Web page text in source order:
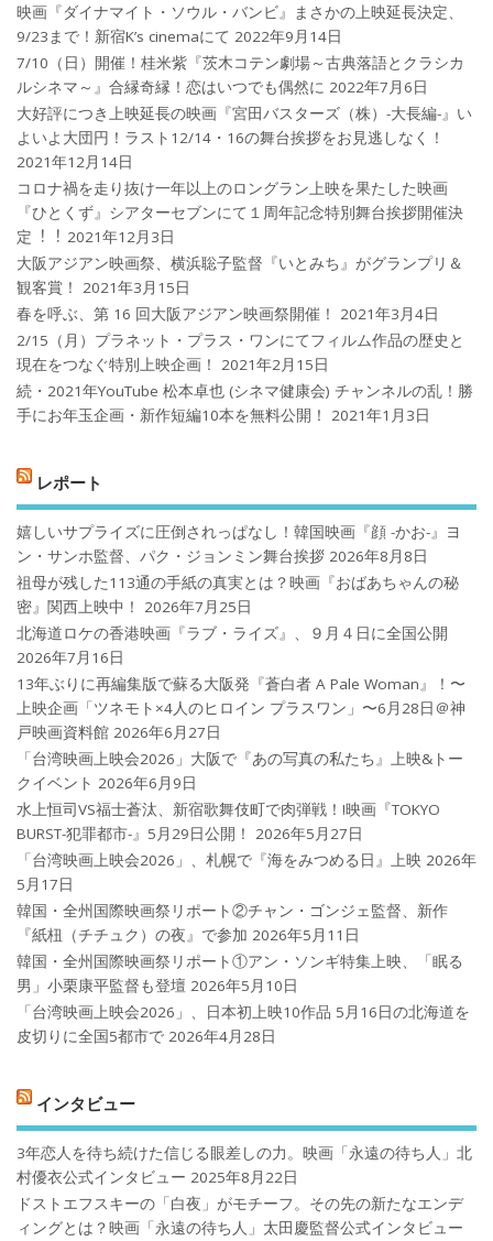
映画『ダイナマイト・ソウル・バンビ』まさかの上映延長決定、
9/23まで！新宿K’s cinemaにて 2022年9月14日
7/10（日）開催！桂米紫『茨木コテン劇場～古典落語とクラシカ
ルシネマ～』合縁奇縁！恋はいつでも偶然に 2022年7月6日
大好評につき上映延長の映画『宮田バスターズ（株）-大長編-』い
よいよ大団円！ラスト12/14・16の舞台挨拶をお見逃しなく！
2021年12月14日
コロナ禍を⾛り抜け⼀年以上のロングラン上映を果たした映画
『ひとくず』シアターセブンにて１周年記念特別舞台挨拶開催決
定︕︕ 2021年12月3日
大阪アジアン映画祭、横浜聡子監督『いとみち』がグランプリ＆
観客賞！
2021年3月15日
春を呼ぶ、第 16 回大阪アジアン映画祭開催！
2021年3月4日
2/15（月）プラネット・プラス・ワンにてフィルム作品の歴史と
現在をつなぐ特別上映企画！
2021年2月15日
続・2021年YouTube 松本卓也 (シネマ健康会) チャンネルの乱！勝
手にお年玉企画・新作短編10本を無料公開！
2021年1月3日
レポート
嬉しいサプライズに圧倒されっぱなし！韓国映画『顔 -かお-』ヨ
ン・サンホ監督、パク・ジョンミン舞台挨拶 2026年8月8日
祖母が残した113通の手紙の真実とは？映画『おばあちゃんの秘
密』関西上映中！
2026年7月25日
北海道ロケの香港映画『ラブ・ライズ』、９月４日に全国公開
2026年7月16日
13年ぶりに再編集版で蘇る大阪発『蒼白者 A Pale Woman』！〜
上映企画「ツネモト×4人のヒロイン プラスワン」〜6月28日＠神
戸映画資料館 2026年6月27日
「台湾映画上映会2026」大阪で『あの写真の私たち』上映&トー
クイベント 2026年6月9日
水上恒司VS福士蒼汰、新宿歌舞伎町で肉弾戦！!映画『TOKYO
BURST-犯罪都市-』5月29日公開！
2026年5月27日
「台湾映画上映会2026」、札幌で『海をみつめる日』上映 2026年
5月17日
韓国・全州国際映画祭リポート②チャン・ゴンジェ監督、新作
『紙杻（チチュク）の夜』で参加 2026年5月11日
韓国・全州国際映画祭リポート①アン・ソンギ特集上映、「眠る
男」小栗康平監督も登壇 2026年5月10日
「台湾映画上映会2026」、日本初上映10作品 5月16日の北海道を
皮切りに全国5都市で 2026年4月28日
インタビュー
3年恋人を待ち続けた信じる眼差しの力。映画「永遠の待ち人」北
村優衣公式インタビュー 2025年8月22日
ドストエフスキーの「白夜」がモチーフ。その先の新たなエンデ
ィングとは？映画「永遠の待ち人」太田慶監督公式インタビュー